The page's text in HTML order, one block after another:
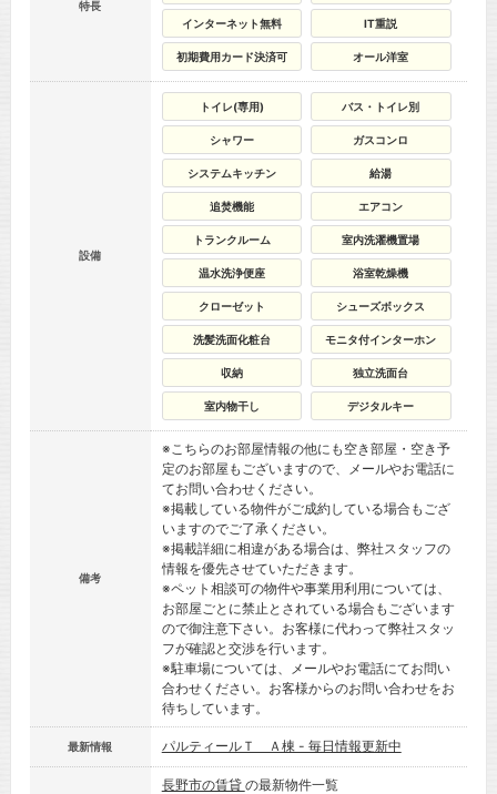
特長
インターネット無料
IT重説
初期費用カード決済可 オール洋室
設備
トイレ(専用) バス・トイレ別
シャワー ガスコンロ
システムキッチン 給湯
追焚機能 エアコン
トランクルーム 室内洗濯機置場
温水洗浄便座 浴室乾燥機
クローゼット シューズボックス
洗髪洗面化粧台 モニタ付インターホン
収納 独立洗面台
室内物干し デジタルキー
備考
※こちらのお部屋情報の他にも空き部屋・空き予
定のお部屋もございますので、メールやお電話に
てお問い合わせください。
※掲載している物件がご成約している場合もござ
いますのでご了承ください。
※掲載詳細に相違がある場合は、弊社スタッフの
情報を優先させていただきます。
※ペット相談可の物件や事業用利用については、
お部屋ごとに禁止とされている場合もございます
ので御注意下さい。お客様に代わって弊社スタッ
フが確認と交渉を行います。
※駐車場については、メールやお電話にてお問い
合わせください。お客様からのお問い合わせをお
待ちしています。
最新情報 パルティールＴ Ａ棟 - 毎日情報更新中
長野市の賃貸 の最新物件一覧